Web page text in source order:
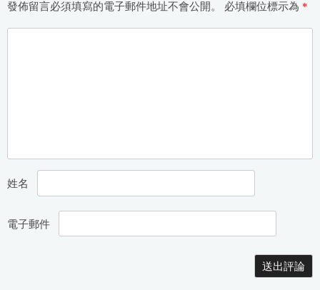
發佈留言必須填寫的電子郵件地址不會公開。 必填欄位標示為 *
姓名
電子郵件